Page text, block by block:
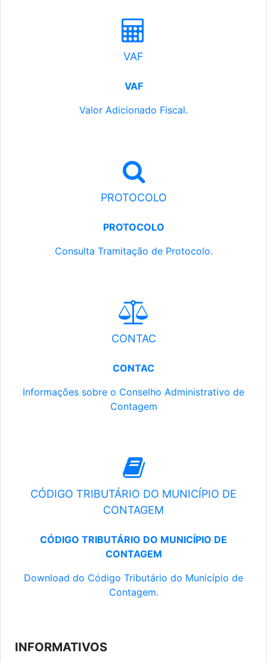
VAF
VAF
Valor Adicionado Fiscal.
PROTOCOLO
PROTOCOLO
Consulta Tramitação de Protocolo.
CONTAC
CONTAC
Informações sobre o Conselho Administrativo de
Contagem
CÓDIGO TRIBUTÁRIO DO MUNICÍPIO DE
CONTAGEM
CÓDIGO TRIBUTÁRIO DO MUNICÍPIO DE
CONTAGEM
Download do Código Tributário do Município de
Contagem.
INFORMATIVOS